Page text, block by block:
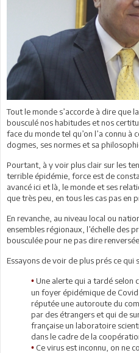
Tout le monde s’accorde à dire que
bousculé nos habitudes et nos
face du monde tel qu’on l’a connu à
dogmes, ses normes et sa
Pourtant, à y voir plus clair sur les
terrible épidémie, force est de
avancé ici et là, le monde et ses
que très peu, en tous les cas pas en
En revanche, au niveau local ou
ensembles régionaux, l’échelle des
bousculée pour ne pas dire renversée.
Essayons de voir de plus prés ce qui
• Une alerte qui a tardé selon
un foyer épidémique de
réputée une autoroute du
par des étrangers et qui de
française un laboratoire
dans le cadre de la
• Ce virus est inconnu, on ne